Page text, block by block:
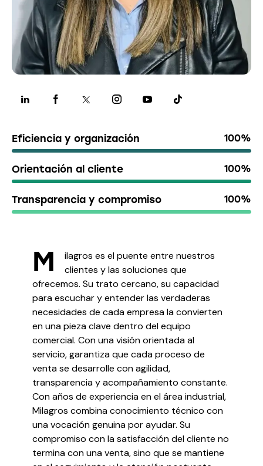
Eficiencia y organización 100%
Orientación al cliente 100%
Transparencia y compromiso 100%
M
ilagros es el puente entre nuestros
clientes y las soluciones que
ofrecemos. Su trato cercano, su capacidad
para escuchar y entender las verdaderas
necesidades de cada empresa la convierten
en una pieza clave dentro del equipo
comercial. Con una visión orientada al
servicio, garantiza que cada proceso de
venta se desarrolle con agilidad,
transparencia y acompañamiento constante.
Con años de experiencia en el área industrial,
Milagros combina conocimiento técnico con
una vocación genuina por ayudar. Su
compromiso con la satisfacción del cliente no
termina con una venta, sino que se mantiene